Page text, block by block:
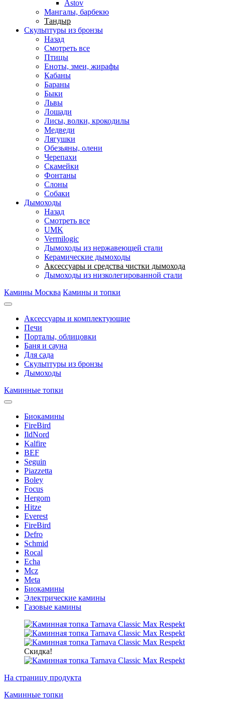
Astov
Мангалы, барбекю
Тандыр
Скульптуры из бронзы
Назад
Смотреть все
Птицы
Еноты, змеи, жирафы
Кабаны
Бараны
Быки
Львы
Лошади
Лисы, волки, крокодилы
Медведи
Лягушки
Обезьяны, олени
Черепахи
Скамейки
Фонтаны
Слоны
Собаки
Дымоходы
Назад
Смотреть все
UMK
Vermilogic
Дымоходы из нержавеющей стали
Керамические дымоходы
Аксессуары и средства чистки дымохода
Дымоходы из низколегированной стали
Камины Москва Камины и топки
Аксессуары и комплектующие
Печи
Порталы, облицовки
Баня и сауна
Для сада
Скульптуры из бронзы
Дымоходы
Каминные топки
Биокамины
FireBird
IldNord
Kalfire
BEF
Seguin
Piazzetta
Boley
Focus
Hergom
Hitze
Everest
FireBird
Defro
Schmid
Rocal
Echa
Mcz
Meta
Биокамины
Электрические камины
Газовые камины
Скидка!
На страницу продукта
Каминные топки